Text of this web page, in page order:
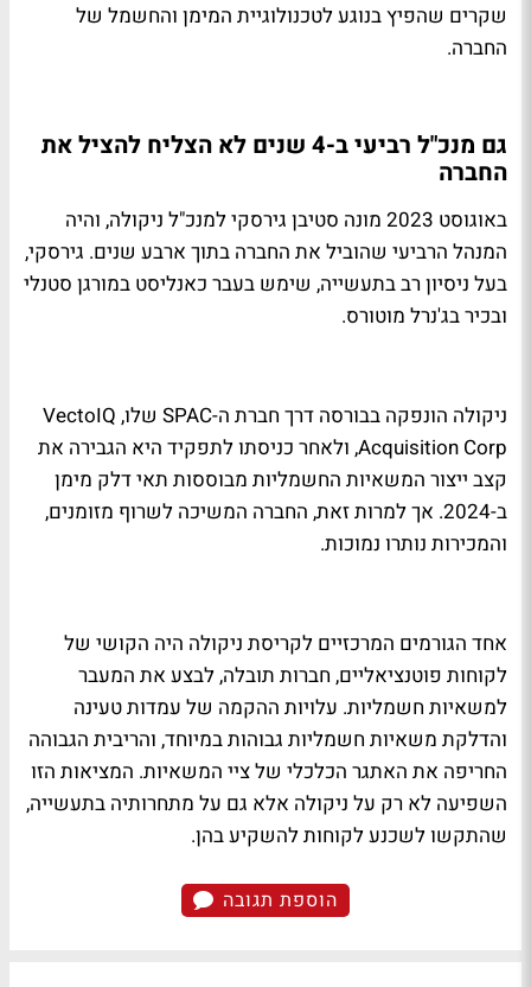
שקרים שהפיץ בנוגע לטכנולוגיית המימן והחשמל של
החברה.
גם מנכ"ל רביעי ב-4 שנים לא הצליח להציל את
החברה
באוגוסט 2023 מונה סטיבן גירסקי למנכ"ל ניקולה, והיה
המנהל הרביעי שהוביל את החברה בתוך ארבע שנים. גירסקי,
בעל ניסיון רב בתעשייה, שימש בעבר כאנליסט במורגן סטנלי
ובכיר בג'נרל מוטורס.
ניקולה הונפקה בבורסה דרך חברת ה-SPAC שלו, VectoIQ
Acquisition Corp, ולאחר כניסתו לתפקיד היא הגבירה את
קצב ייצור המשאיות החשמליות מבוססות תאי דלק מימן
ב-2024. אך למרות זאת, החברה המשיכה לשרוף מזומנים,
והמכירות נותרו נמוכות.
אחד הגורמים המרכזיים לקריסת ניקולה היה הקושי של
לקוחות פוטנציאליים, חברות תובלה, לבצע את המעבר
למשאיות חשמליות. עלויות ההקמה של עמדות טעינה
והדלקת משאיות חשמליות גבוהות במיוחד, והריבית הגבוהה
החריפה את האתגר הכלכלי של ציי המשאיות. המציאות הזו
השפיעה לא רק על ניקולה אלא גם על מתחרותיה בתעשייה,
שהתקשו לשכנע לקוחות להשקיע בהן.
הוספת תגובה